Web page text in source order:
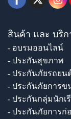
สินค้า และ บริ
- อบรมออนไลน์
- ประกันสุขภาพ
- ประกันภัยรถยน
- ประกันภัยการข
- ประกันกลุ่มนักเ
- ประกันภัยการก่